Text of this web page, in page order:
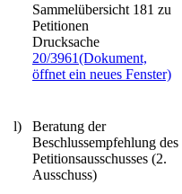
Sammelübersicht 181 zu
Petitionen
Drucksache
20/3961(Dokument,
öffnet ein neues Fenster)
l)
Beratung der
Beschlussempfehlung des
Petitionsausschusses (2.
Ausschuss)